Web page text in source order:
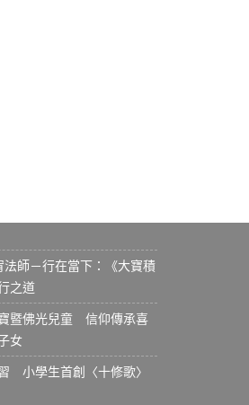
師－行在當下：《大寶積
之道
暨佛光兒童 信仰傳承喜
女
小學生首創〈十修歌〉